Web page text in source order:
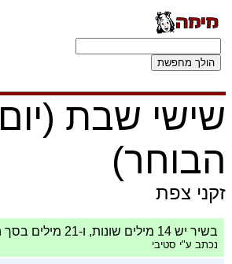
שישי שבת (יום
הבוחר)
זקני צפת
בשיר יש 14 מילים שונות, ו-21 מילים בסך הכל.
נכתב ע"י סטיבי